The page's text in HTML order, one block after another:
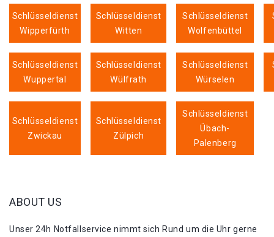
Schlüsseldienst
Wipperfürth
Schlüsseldienst
Witten
Schlüsseldienst
Wolfenbüttel
Schlüsseldienst
Wuppertal
Schlüsseldienst
Wülfrath
Schlüsseldienst
Würselen
Schlüsseldienst
Zwickau
Schlüsseldienst
Zülpich
Schlüsseldienst
Übach-
Palenberg
ABOUT US
Unser 24h Notfallservice nimmt sich Rund um die Uhr gerne